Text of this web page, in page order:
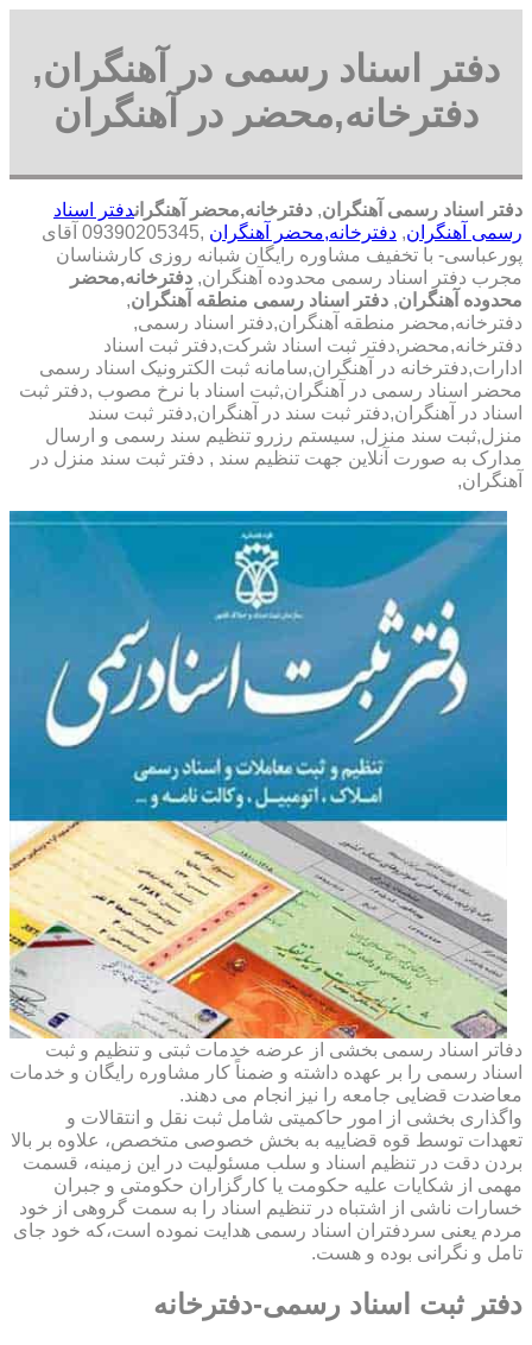
دفتر اسناد رسمی در آهنگران,
دفترخانه,محضر در آهنگران
دفتر اسناد رسمی آهنگران, دفترخانه,محضر آهنگراندفتر اسناد
رسمی آهنگران, دفترخانه,محضر آهنگران
,09390205345 آقای
پورعباسی- با تخفیف مشاوره رايگان شبانه روزی کارشناسان
مجرب دفتر اسناد رسمی محدوده آهنگران, دفترخانه,محضر
محدوده آهنگران, دفتر اسناد رسمی منطقه آهنگران,
دفترخانه,محضر منطقه آهنگران,دفتر اسناد رسمی,
دفترخانه,محضر,دفتر ثبت اسناد شرکت,دفتر ثبت اسناد
ادارات,دفترخانه در آهنگران,سامانه ثبت الکترونیک اسناد رسمی
محضر اسناد رسمی در آهنگران,ثبت اسناد با نرخ مصوب ,دفتر ثبت
اسناد در آهنگران,دفتر ثبت سند در آهنگران,دفتر ثبت سند
منزل,ثبت سند منزل, سیستم رزرو تنظیم سند رسمی و ارسال
مدارک به صورت آنلاین جهت تنظیم سند , دفتر ثبت سند منزل در
آهنگران,
دفاتر اسناد رسمی بخشی از عرضه خدمات ثبتی و تنظیم و ثبت
اسناد رسمی را بر عهده داشته و ضمناً کار مشاوره رایگان و خدمات
معاضدت قضایی جامعه را نیز انجام می دهند.
واگذاری بخشی از امور حاکمیتی شامل ثبت نقل و انتقالات و
تعهدات توسط قوه قضاییه به بخش خصوصی متخصص، علاوه بر بالا
بردن دقت در تنظیم اسناد و سلب مسئولیت در این زمینه، قسمت
مهمی از شکایات علیه حکومت یا کارگزاران حکومتی و جبران
خسارات ناشی از اشتباه در تنظیم اسناد را به سمت گروهی از خود
مردم یعنی سردفتران اسناد رسمی هدایت نموده است،که خود جای
تامل و نگرانی بوده و هست.
دفتر ثبت اسناد رسمی-دفترخانه